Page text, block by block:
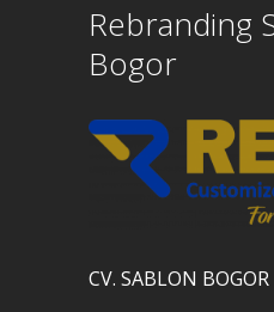
Rebranding
Bogor
CV. SABLON BOGOR